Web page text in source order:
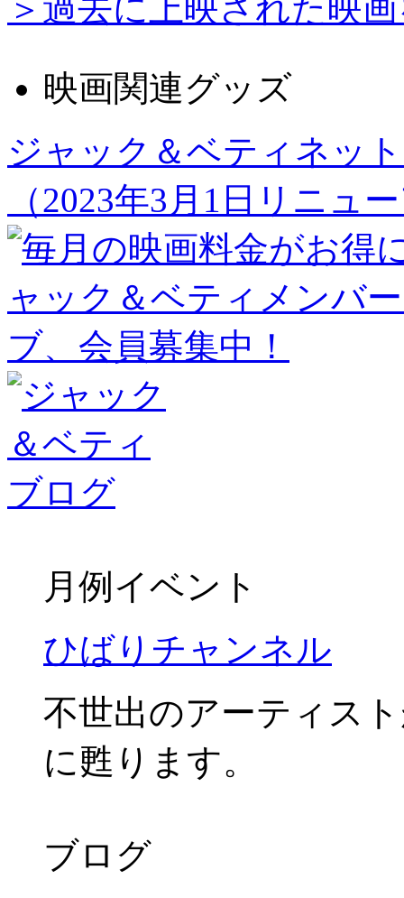
＞過去に上映された映
映画関連グッズ
ジャック＆ベティネッ
（2023年3月1日リニュ
月例イベント
ひばりチャンネル
不世出のアーティス
に甦ります。
ブログ